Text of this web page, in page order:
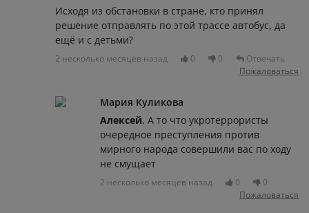
Исходя из обстановки в стране, кто принял
решение отправлять по этой трассе автобус, да
ещё и с детьми?
2 несколько месяцев назад 0 0
Отвечать
Пожаловаться
Мария Куликова
Алексей, А то что укротеррористы
очередное преступления против
мирного народа совершили вас по ходу
не смущает
2 несколько месяцев назад 0
0
Пожаловаться